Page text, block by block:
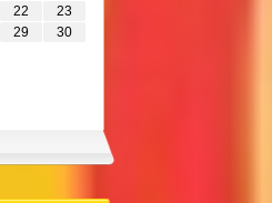
22
23
29
30